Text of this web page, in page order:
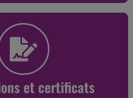
et certificats